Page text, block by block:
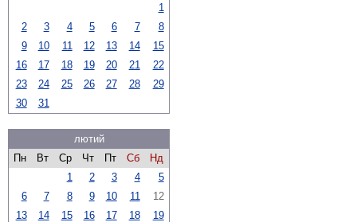
1
2
3 4 5 6 7
8
9
10 11 12 13 14
15
16
17 18 19 20 21
22
23
24 25 26 27 28
29
30
31
лютий
Пн
Вт Ср Чт Пт Сб
Нд
1
2 3 4
5
6
7 8 9 10 11
12
13
14 15 16 17 18 19